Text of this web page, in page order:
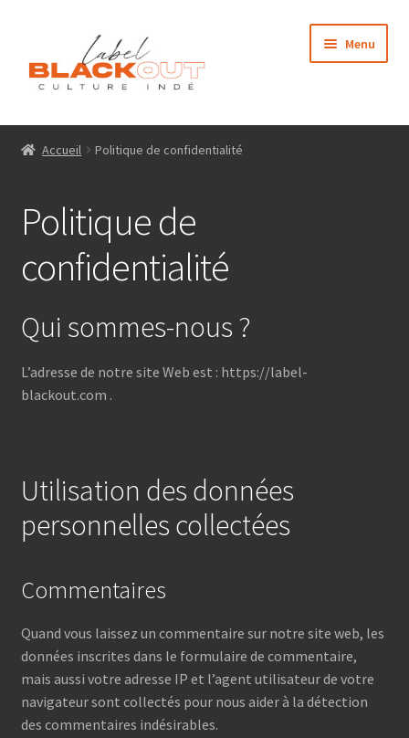
lacontenu
Menu
Accueil
Qui sommes nous ?
Contact
Boutique
Mon compte
Accueil Politique de confidentialité
Politique de
confidentialité
Qui sommes-nous ?
L’adresse de notre site Web est : https://label-
blackout.com .
Utilisation des données
personnelles collectées
Commentaires
Quand vous laissez un commentaire sur notre site web, les
données inscrites dans le formulaire de commentaire,
mais aussi votre adresse IP et l’agent utilisateur de votre
navigateur sont collectés pour nous aider à la détection
des commentaires indésirables.